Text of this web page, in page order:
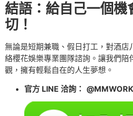
結語：給自己一個機
切！
無論是短期兼職、假日打工，對酒店
絡櫻花娛樂專業團隊諮詢。讓我們陪
觀，擁有輕鬆自在的人生夢想。
官方 LINE 洽詢： @MMWORK